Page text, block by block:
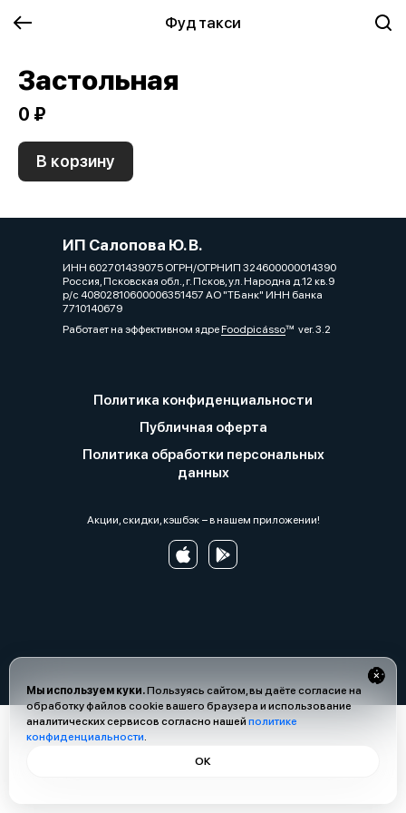
Фуд такси
Мы используем куки.Пользуясь сайтом, вы даёте согласие на
обработку файлов cookie вашего браузера и использование
аналитических сервисов согласно нашей политике
конфиденциальности.
ОК
Застольная
0 ₽
В корзину
ИП Салопова Ю. В.
ИНН 602701439075 ОГРН/ОГРНИП 324600000014390
Россия, Псковская обл., г. Псков, ул. Народна д.12 кв.9
р/с 40802810600006351457 АО "ТБанк" ИНН банка
7710140679
Работает на эффективном ядреFoodpicássover. 3.2
Политика конфиденциальности
Публичная оферта
Политика обработки персональных
данных
Акции, скидки, кэшбэк − в нашем приложении!